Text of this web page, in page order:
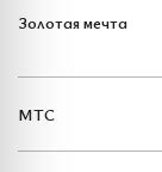
Золотая мечта
МТС